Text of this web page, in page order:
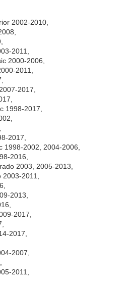
2002-2010,
2011,
2000-2006,
2011,
2017,
1998-2017,
2017,
1998-2002, 2004-2006,
2016,
2003, 2005-2013,
2003-2011,
2013,
2017,
2017,
2007,
2011,